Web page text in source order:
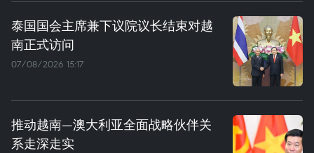
泰国国会主席兼下议院议长结束对越
南正式访问
07/08/2026 15:17
推动越南—澳大利亚全面战略伙伴关
系走深走实